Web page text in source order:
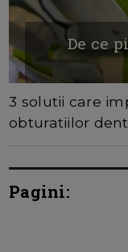
De ce
3 solutii care
obturatiilor
Pagini: